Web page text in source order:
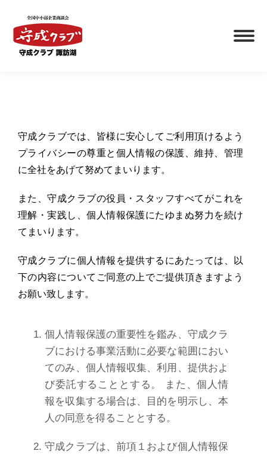
守成クラブでは、皆様に安心してご利用頂けるよう
プライバシーの尊重と個人情報の保護、維持、管理
に全社をあげて努めてまいります。
また、守成クラブの役員・スタッフすべてがこれを
理解・実践し、個人情報保護にたゆまぬ努力を続け
てまいります。
守成クラブに個人情報を提供するにあたっては、以
下の内容についてご同意の上でご提供頂きますよう
お願い致します。
個人情報保護の重要性を鑑み、守成クラ
ブにおける事業活動に必要な範囲におい
てのみ、個人情報収集、利用、提供およ
び委託することとする。 また、個人情
報を収集する場合は、目的を明示し、本
人の同意を得ることとする。
守成クラブは、前項１および個人情報保